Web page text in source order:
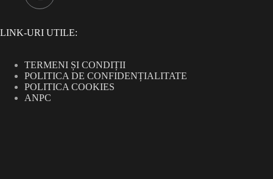
LINK-URI UTILE:
TERMENI ȘI CONDIȚII
POLITICA DE CONFIDENȚIALITATE
POLITICA COOKIES
ANPC